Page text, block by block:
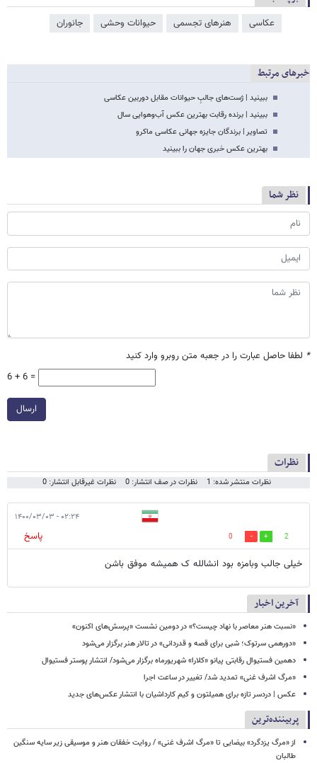
عکاسی هنرهای تجسمی حیوانات وحشی جانوران
خبرهای مرتبط
ببینید | ژست‌های جالبِ حیوانات مقابل دوربین عکاسی
ببینید | برنده رقابت بهترین عکس آب‌وهوایی سال
تصاویر | برندگان جایزه جهانی عکاسی ماکرو
بهترین عکس خبری جهان را ببینید
نظر شما
* لطفا حاصل عبارت را در جعبه متن روبرو وارد کنید
6 + 6 =
ارسال
نظرات
نظرات منتشر شده: 1 نظرات در صف انتشار: 0 نظرات غیرقابل انتشار: 0
۰۲:۲۴ - ۱۴۰۰/۰۳/۰۳
2
0
پاسخ
خیلی جالب و‌بامزه بود انشالله ک همیشه موفق باشن
آخرین اخبار
«نسبت هنر معاصر با نهاد چیست؟» در دومین نشست «پرسش‌های اکنون»
«دورهمی سرتوک؛ شبی برای قصه و قدردانی» در تالار هنر برگزار می‌شود
دهمین فستیوال رقابتی پیانو «کلارا» شهریورماه برگزار می‌شود/ انتشار پوستر فستیوال
​​​​​​​«مرگ اشرف غنی» تمدید شد/ تغییر در ساعت اجرا
عکس | دردسر تازه برای همیلتون و کیم کارداشیان با انتشار عکس‌های جدید
پربیننده‌ترین
از «مرگ یزدگرد» بیضایی تا «مرگ اشرف غنی» / روایت خفقان هنر و موسیقی زیر سایه سنگین
طالبان